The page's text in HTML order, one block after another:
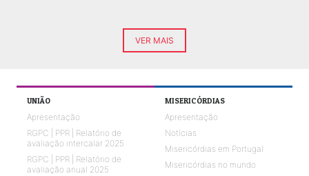
VER MAIS
UNIÃO
Apresentação
RGPC | PPR | Relatório de
avaliação intercalar 2025
RGPC | PPR | Relatório de
avaliação anual 2025
MISERICÓRDIAS
Apresentação
Notícias
Misericórdias em Portugal
Misericórdias no mundo